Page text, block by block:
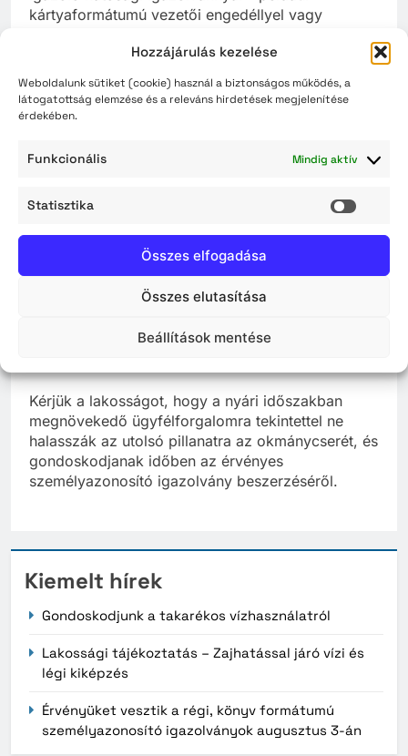
Hozzájárulás kezelése
Weboldalunk sütiket (cookie) használ a biztonságos működés, a
látogatottság elemzése és a releváns hirdetések megjelenítése
érdekében.
Funkcionális Mindig aktív
Statisztika
Összes elfogadása
Összes elutasítása
Beállítások mentése
kártyaformátumú vezetői engedéllyel vagy
igazolvány kiváltása nem kötelező, de a
zökkenőmentes ügyintézés érdekében ajánlott.
Díjmentesség: a 70. életévet betöltött polgár
kiállítása díjmentesen történik.
Kérjük, orvosi igazolással rendelkező, személyes
akadályozott ügyfeleket, hogy legyenek szívesek
(www.kormanyhivatalok.hu/node/47532)
megtalálható elérhetőségeken keresztül felvenni a
szerint illetékes kormányhivatallal. A kollégák
Kérjük a lakosságot, hogy a nyári időszakban
megnövekedő ügyfélforgalomra tekintettel ne
halasszák az utolsó pillanatra az okmánycserét, és
gondoskodjanak időben az érvényes
személyazonosító igazolvány beszerzéséről.
Kiemelt hírek
Gondoskodjunk a takarékos vízhasználatról
Lakossági tájékoztatás – Zajhatással járó vízi és
légi kiképzés
Érvényüket vesztik a régi, könyv formátumú
személyazonosító igazolványok augusztus 3-án